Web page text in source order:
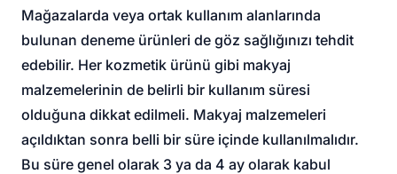
Mağazalarda veya ortak kullanım alanlarında
bulunan deneme ürünleri de göz sağlığınızı tehdit
edebilir. Her kozmetik ürünü gibi makyaj
malzemelerinin de belirli bir kullanım süresi
olduğuna dikkat edilmeli. Makyaj malzemeleri
açıldıktan sonra belli bir süre içinde kullanılmalıdır.
Bu süre genel olarak 3 ya da 4 ay olarak kabul